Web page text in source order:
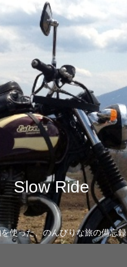
Slow Ride
使った、のんびりな旅の備忘録